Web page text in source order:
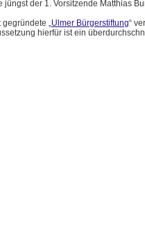
der 1. Vorsitzende Matthias
„Ulmer Bürgerstiftung“
hierfür ist ein